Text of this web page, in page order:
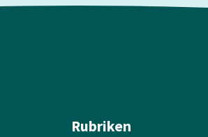
Rubriken